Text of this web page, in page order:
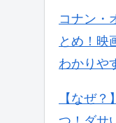
コナン・
とめ！映
わかりや
【なぜ